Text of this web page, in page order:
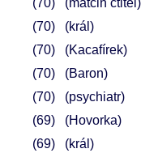
70
(matčin ctitel)
70
(král)
70
(Kacafírek)
70
(Baron)
70
(psychiatr)
69
(Hovorka)
69
(král)